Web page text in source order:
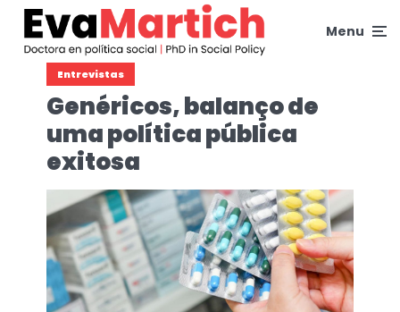
Menu
Entrevistas
Genéricos, balanço de
uma política pública
exitosa